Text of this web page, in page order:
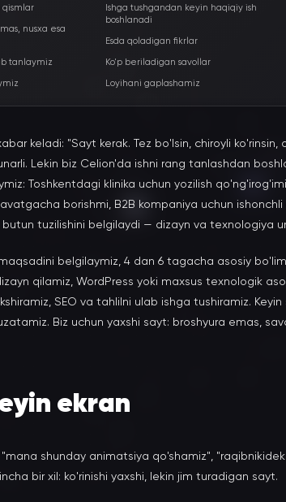
qismlar
nusxa esa
tanlaymiz
Ishga tushgandan keyin haqiqiy ish
boshlanadi
Esda qoladigan fikrlar
Ko'p beriladigan savollar
Loyihani gaplashamiz
keladi: "Sayt kerak. Tez bo'lsin, chiroyli ko'rinsin,
Lekin biz Celion'da ishni rang tanlashdan
Toshkentdagi klinika uchun yozilish
borishmi, B2B kompaniya uchun ishonchli
tuzilishini belgilaydi — dizayn va texnologiya
belgilaymiz, 4 dan 6 tagacha asosiy
qilamiz, WordPress yoki maxsus texnologik
SEO va tahlilni ulab ishga tushiramiz.
Biz uchun yaxshi sayt: broshyura emas,
ekran
shunday animatsiya qo'shamiz",
bir xil: ko'rinishi yaxshi, lekin jim turadigan sayt.